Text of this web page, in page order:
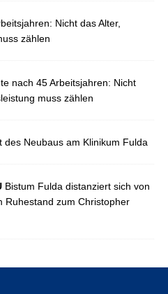
Nicht das Alter,
zählen
nach 45 Arbeitsjahren: Nicht
muss zählen
des Neubaus am Klinikum Fulda
Bistum Fulda distanziert sich von
Ruhestand zum Christopher